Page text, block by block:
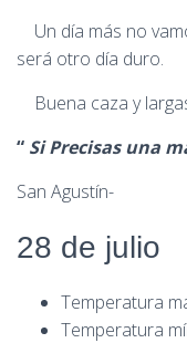
Un día más no
será otro día duro.
Buena caza y
“ Si Precisas una
San Agustín-
28 de julio
Temperatura
Temperatura